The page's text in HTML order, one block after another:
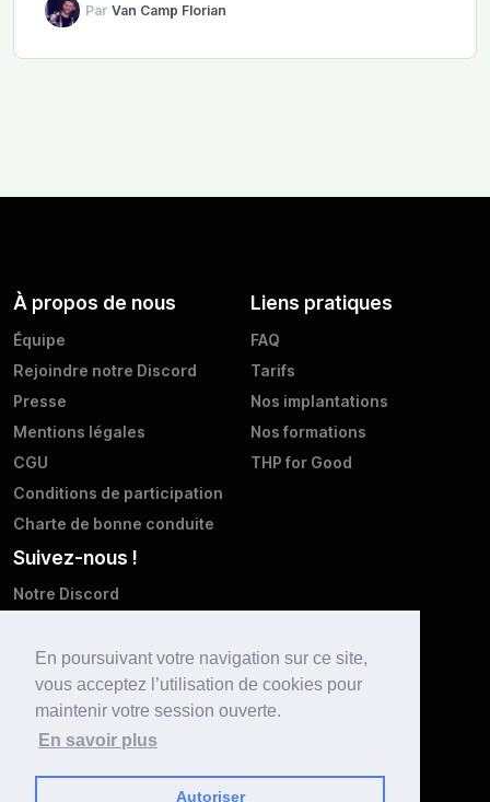
En poursuivant votre navigation sur ce site,
vous acceptez l’utilisation de cookies pour
maintenir votre session ouverte.
En savoir plus
Autoriser
Par Van Camp Florian
À propos de nous
Équipe
Rejoindre notre Discord
Presse
Mentions légales
CGU
Conditions de participation
Charte de bonne conduite
Liens pratiques
FAQ
Tarifs
Nos implantations
Nos formations
THP for Good
Suivez-nous !
Notre Discord
Facebook
Instagram
LinkedIn
Youtube